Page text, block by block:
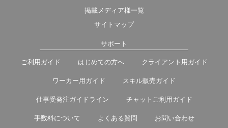
掲載メディア様一覧
サイトマップ
サポート
ご利用ガイド はじめての方へ クライアント用ガイド
ワーカー用ガイド スキル販売ガイド
仕事受発注ガイドライン チャットご利用ガイド
手数料について よくある質問 お問い合わせ